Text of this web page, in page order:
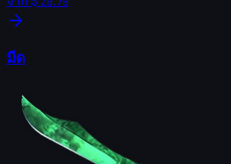
มีด